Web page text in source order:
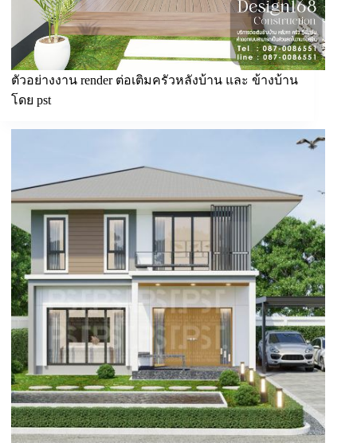
ตัวอย่างงาน render ต่อเติมครัวหลังบ้าน และ ข้างบ้าน
โดย pst